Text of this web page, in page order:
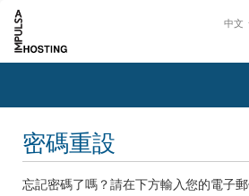
中文
密碼重設
忘記密碼了嗎？請在下方輸入您的電子